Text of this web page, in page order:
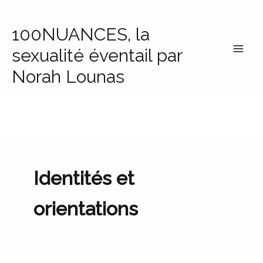
contenu
100NUANCES, la
sexualité éventail par
Norah Lounas
Identités et
orientations